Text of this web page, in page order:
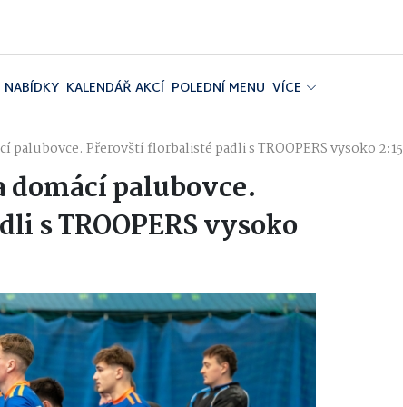
KALENDÁŘ AKCÍ POLEDNÍ MENU VÍCE
palubovce. Přerovští florbalisté padli s TROOPERS vysoko 2:15
palubovce.
s TROOPERS vysoko